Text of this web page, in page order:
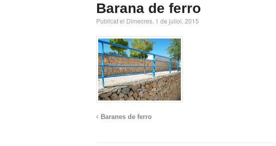
Barana de ferro
Publicat el Dimecres, 1 de juliol, 2015
Baranes de ferro